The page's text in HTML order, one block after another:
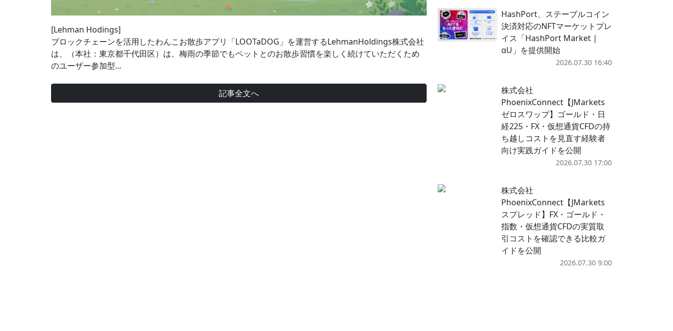
[Lehman Hodings]
ブロックチェーンを活用したわんこお散歩アプリ「LOOTaDOG」を運営するLehmanHoldings株式会社
は、（本社：東京都千代田区）は、梅雨の季節でもペットとのお散歩習慣を楽しく続けていただくため
のユーザー参加型...
記事全文へ
HashPort、ステーブルコイン
決済対応のNFTマーケットプレ
イス「HashPort Market |
αU」を提供開始
2026.07.30 16:40
株式会社
PhoenixConnect【JMarkets
ゼロスワップ】ゴールド・日
経225・FX・仮想通貨CFDの持
ち越しコストを見直す経験者
向け実践ガイドを公開
2026.07.30 17:00
株式会社
PhoenixConnect【JMarkets
スプレッド】FX・ゴールド・
指数・仮想通貨CFDの実質取
引コストを確認できる比較ガ
イドを公開
2026.07.30 9:00